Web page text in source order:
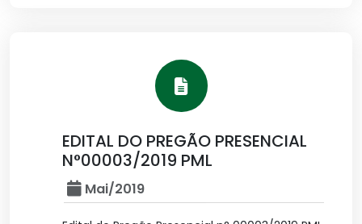
EDITAL DO PREGÃO PRESENCIAL
N°00003/2019 PML
Mai/2019